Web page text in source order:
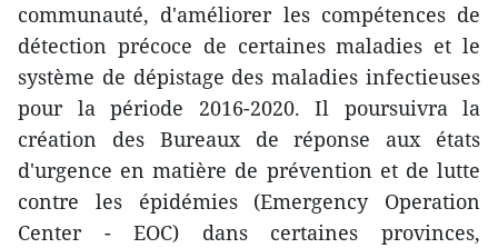
communauté, d'améliorer les compétences de
détection précoce de certaines maladies et le
système de dépistage des maladies infectieuses
pour la période 2016-2020. Il poursuivra la
création des Bureaux de réponse aux états
d'urgence en matière de prévention et de lutte
contre les épidémies (Emergency Operation
Center - EOC) dans certaines provinces,